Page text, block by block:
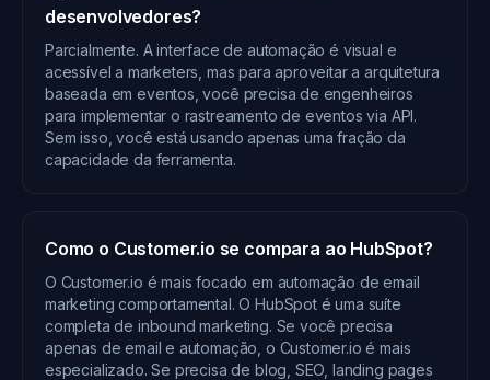
desenvolvedores?
Parcialmente. A interface de automação é visual e
acessível a marketers, mas para aproveitar a arquitetura
baseada em eventos, você precisa de engenheiros
para implementar o rastreamento de eventos via API.
Sem isso, você está usando apenas uma fração da
capacidade da ferramenta.
Como o Customer.io se compara ao HubSpot?
O Customer.io é mais focado em automação de email
marketing comportamental. O HubSpot é uma suíte
completa de inbound marketing. Se você precisa
apenas de email e automação, o Customer.io é mais
especializado. Se precisa de blog, SEO, landing pages